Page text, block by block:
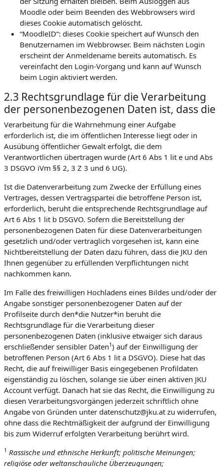
Moodle oder beim Beenden des Webbrowsers wird
dieses Cookie automatisch gelöscht.
“MoodleID“: dieses Cookie speichert auf Wunsch den
Benutzernamen im Webbrowser. Beim nächsten Login
erscheint der Anmeldename bereits automatisch. Es
vereinfacht den Login-Vorgang und kann auf Wunsch
beim Login aktiviert werden.
2.3 Rechtsgrundlage für die Verarbeitung
der personenbezogenen Daten ist, dass die
Verarbeitung für die Wahrnehmung einer Aufgabe
erforderlich ist, die im öffentlichen Interesse liegt oder in
Ausübung öffentlicher Gewalt erfolgt, die dem
Verantwortlichen übertragen wurde (Art 6 Abs 1 lit e und Abs
3 DSGVO iVm §§ 2, 3 Z 3 und 6 UG).
Ist die Datenverarbeitung zum Zwecke der Erfüllung eines
Vertrages, dessen Vertragspartei die betroffene Person ist,
erforderlich, beruht die entsprechende Rechtsgrundlage auf
Art 6 Abs 1 lit b DSGVO. Sofern die Bereitstellung der
personenbezogenen Daten für diese Datenverarbeitungen
gesetzlich und/oder vertraglich vorgesehen ist, kann eine
Nichtbereitstellung der Daten dazu führen, dass die JKU den
Ihnen gegenüber zu erfüllenden Verpflichtungen nicht
nachkommen kann.
Im Falle des freiwilligen Hochladens eines Bildes und/oder der
Angabe sonstiger personenbezogener Daten auf der
Profilseite durch den*die Nutzer*in beruht die
Rechtsgrundlage für die Verarbeitung dieser
personenbezogenen Daten (inklusive etwaiger sich daraus
erschließender sensibler Daten1) auf der Einwilligung der
betroffenen Person (Art 6 Abs 1 lit a DSGVO). Diese hat das
Recht, die auf freiwilliger Basis eingegebenen Profildaten
eigenständig zu löschen, solange sie über einen aktiven JKU
Account verfügt. Danach hat sie das Recht, die Einwilligung zu
diesen Verarbeitungsvorgängen jederzeit schriftlich ohne
Angabe von Gründen unter datenschutz@jku.at zu widerrufen,
ohne dass die Rechtmäßigkeit der aufgrund der Einwilligung
bis zum Widerruf erfolgten Verarbeitung berührt wird.
1 Rassische und ethnische Herkunft; politische Meinungen;
religiöse oder weltanschauliche Überzeugungen;